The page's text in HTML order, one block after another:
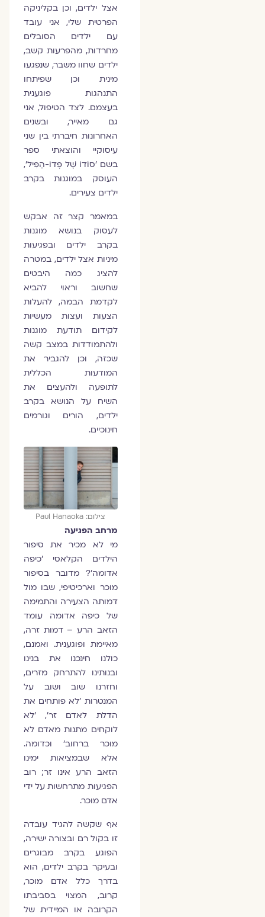
אצל ילדים, וכן בקליניקה
הפרטית שלי, אני עובד
עם ילדים הסובלים
מחרדות, מהפרעות קשב,
ילדים שחוו משבר, שנפגעו
מינית וכן שפיתחו
התנהגות פוגענית
בעצמם. לצד הטיפול, אני
גם מאייר, ובשנים
האחרונות חיברתי בין שני
עיסוקיי והוצאתי ספר
בשם 'סוֹדוֹ שֶׁל פֶּדוֹ-הַפִּיל',
העוסק במוגנות בקרב
ילדים צעירים.
במאמר קצר זה אבקש
לעסוק בנושא מוגנות
בקרב ילדים ובפגיעות
מיניות אצל ילדים, במטרה
להציג כמה היבטים
שחשוב וראוי להביא
לקדמת הבמה, להעלות
הצעות ועצות מעשיות
לקידום תודעת מוגנות
ולהתמודדות במצב קשה
שכזה, וכן להגביר את
המודעות הכללית
לתופעה ולהעצים את
השיח על הנושא בקרב
ילדים, הורים וגורמים
חינוכיים.
צילום: Paul Hanaoka
מרחב הפגיעה
מי לא מכיר את סיפור
הילדים הקלאסי 'כיפה
אדומה'? מדובר בסיפור
מוכר וארכיטיפי, שבו מול
דמותה הצעירה והתמימה
של כיפה אדומה עומד
הזאב הרע – דמות זרה,
מאיימת ופוגענית. ואמנם,
כולנו חינכנו את בנינו
ובנותינו להתרחק מזרים,
וחזרנו שוב ושוב על
המנטרות 'לא פותחים את
הדלת לאדם זר', 'לא
לוקחים מתנות מאדם לא
מוכר ברחוב' וכדומה.
אלא שבמציאות ימינו
הזאב הרע אינו זר; רוב
הפגיעות מתרחשות על ידי
אדם מוכר.
אף שקשה להגיד עובדה
זו בקול רם ובצורה ישירה,
הפוגע בקרב מבוגרים
ובעיקר בקרב ילדים, הוא
בדרך כלל אדם מוכר,
קרוב, המצוי בסביבתו
הקרובה או המיידית של